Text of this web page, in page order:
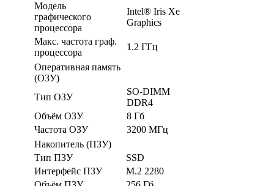
Модель
графического
процессора
Intel® Iris Xe
Graphics
Макс. частота граф.
процессора
1.2 ГГц
Оперативная память
(ОЗУ)
Тип ОЗУ
SO-DIMM
DDR4
Объём ОЗУ
8 Гб
Частота ОЗУ
3200 МГц
Накопитель (ПЗУ)
Тип ПЗУ
SSD
Интерфейс ПЗУ
M.2 2280